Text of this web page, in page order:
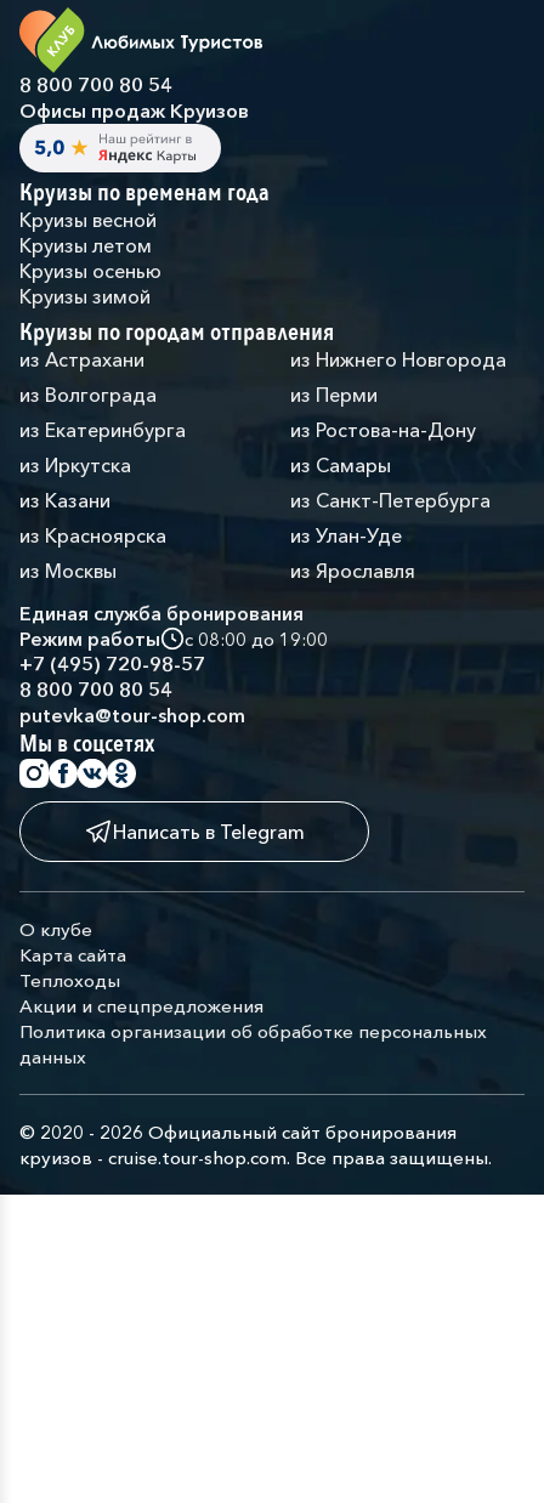
8 800 700 80 54
Офисы продаж Круизов
Круизы по временам года
Круизы весной
Круизы летом
Круизы осенью
Круизы зимой
Круизы по городам отправления
из Астрахани
из Волгограда
из Екатеринбурга
из Иркутска
из Казани
из Красноярска
из Москвы
из Нижнего Новгорода
из Перми
из Ростова-на-Дону
из Самары
из Санкт-Петербурга
из Улан-Уде
из Ярославля
Единая служба бронирования
Режим работы
с 08:00 до 19:00
+7 (495) 720-98-57
8 800 700 80 54
putevka@tour-shop.com
Мы в соцсетях
Написать в Telegram
О клубе
Карта сайта
Теплоходы
Акции и спецпредложения
Политика организации об обработке персональных
данных
© 2020 - 2026 Официальный сайт бронирования
круизов - cruise.tour-shop.com. Все права защищены.